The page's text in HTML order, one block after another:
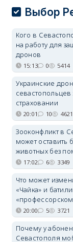
В Севастополе
проект
Там появится
квартал с
парковками.
05/08/2026 08:01
Выбор
Кого в
на работу для
дронов
15:13 0 5414
Украинские
севастопольцев
страховании
20:01 10 4621
Зооконфликт в
может оставить
животных без
17:02 6 3349
Что может
«Чайка» и
20:00 5 3721
Почему у
Севастополя